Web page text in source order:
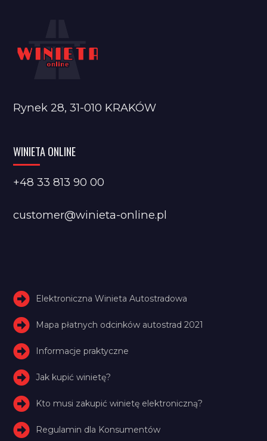
Rynek 28, 31-010 KRAKÓW
WINIETA ONLINE
+48 33 813 90 00
customer@winieta-online.pl
Elektroniczna Winieta Autostradowa
Mapa płatnych odcinków autostrad 2021
Informacje praktyczne
Jak kupić winietę?
Kto musi zakupić winietę elektroniczną?
Regulamin dla Konsumentów